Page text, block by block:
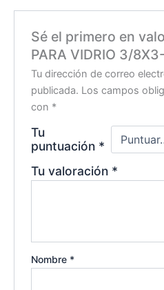
Sé el primero en
PARA VIDRIO 3/
Tu dirección de correo
publicada. Los campos
con *
Tu
puntuación *
Tu valoración *
Nombre *